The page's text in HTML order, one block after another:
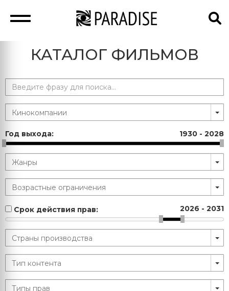
КАТАЛОГ ФИЛЬМОВ
Год выхода: 1930 - 2028
Срок действия прав: 2026 - 2031